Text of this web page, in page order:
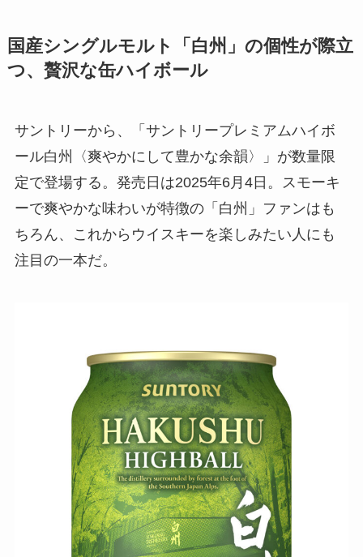
国産シングルモルト「白州」の個性が際立
つ、贅沢な缶ハイボール
サントリーから、「サントリープレミアムハイボ
ール白州〈爽やかにして豊かな余韻〉」が数量限
定で登場する。発売日は2025年6月4日。スモーキ
ーで爽やかな味わいが特徴の「白州」ファンはも
ちろん、これからウイスキーを楽しみたい人にも
注目の一本だ。